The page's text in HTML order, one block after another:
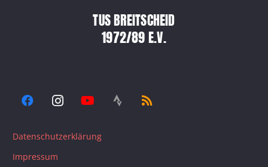
TUS BREITSCHEID
1972/89 E.V.
Datenschutzerklärung
Impressum